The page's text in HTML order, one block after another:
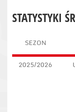
STATYSTYKI
SEZON
2025/2026